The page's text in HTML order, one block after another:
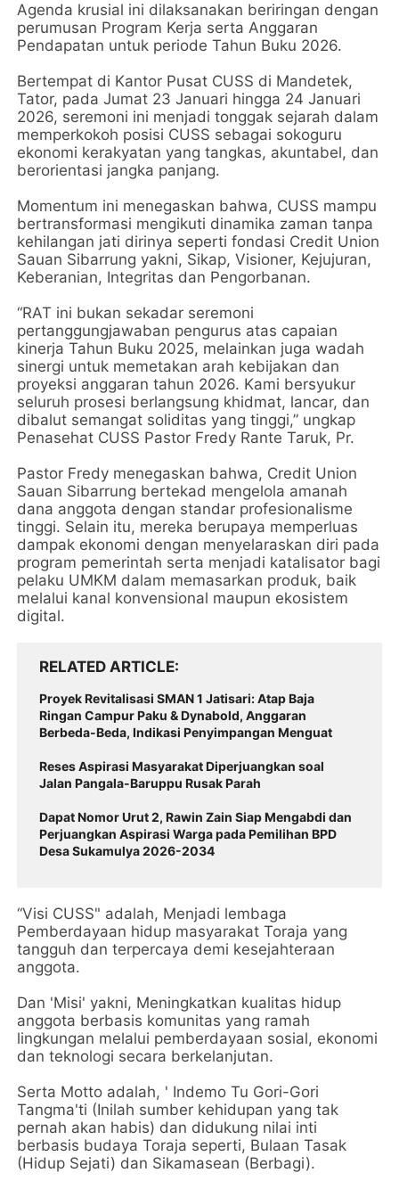
Agenda krusial ini dilaksanakan beriringan dengan
perumusan Program Kerja serta Anggaran
Pendapatan untuk periode Tahun Buku 2026.
Bertempat di Kantor Pusat CUSS di Mandetek,
Tator, pada Jumat 23 Januari hingga 24 Januari
2026, seremoni ini menjadi tonggak sejarah dalam
memperkokoh posisi CUSS sebagai sokoguru
ekonomi kerakyatan yang tangkas, akuntabel, dan
berorientasi jangka panjang.
Momentum ini menegaskan bahwa, CUSS mampu
bertransformasi mengikuti dinamika zaman tanpa
kehilangan jati dirinya seperti fondasi Credit Union
Sauan Sibarrung yakni, Sikap, Visioner, Kejujuran,
Keberanian, Integritas dan Pengorbanan.
“RAT ini bukan sekadar seremoni
pertanggungjawaban pengurus atas capaian
kinerja Tahun Buku 2025, melainkan juga wadah
sinergi untuk memetakan arah kebijakan dan
proyeksi anggaran tahun 2026. Kami bersyukur
seluruh prosesi berlangsung khidmat, lancar, dan
dibalut semangat soliditas yang tinggi,” ungkap
Penasehat CUSS Pastor Fredy Rante Taruk, Pr.
Pastor Fredy menegaskan bahwa, Credit Union
Sauan Sibarrung bertekad mengelola amanah
dana anggota dengan standar profesionalisme
tinggi. Selain itu, mereka berupaya memperluas
dampak ekonomi dengan menyelaraskan diri pada
program pemerintah serta menjadi katalisator bagi
pelaku UMKM dalam memasarkan produk, baik
melalui kanal konvensional maupun ekosistem
digital.
RELATED ARTICLE
Proyek Revitalisasi SMAN 1 Jatisari: Atap Baja
Ringan Campur Paku & Dynabold, Anggaran
Berbeda-Beda, Indikasi Penyimpangan Menguat
Reses Aspirasi Masyarakat Diperjuangkan soal
Jalan Pangala-Baruppu Rusak Parah
Dapat Nomor Urut 2, Rawin Zain Siap Mengabdi dan
Perjuangkan Aspirasi Warga pada Pemilihan BPD
Desa Sukamulya 2026-2034
“Visi CUSS" adalah, Menjadi lembaga
Pemberdayaan hidup masyarakat Toraja yang
tangguh dan terpercaya demi kesejahteraan
anggota.
Dan 'Misi' yakni, Meningkatkan kualitas hidup
anggota berbasis komunitas yang ramah
lingkungan melalui pemberdayaan sosial, ekonomi
dan teknologi secara berkelanjutan.
Serta Motto adalah, ' Indemo Tu Gori-Gori
Tangma'ti (Inilah sumber kehidupan yang tak
pernah akan habis) dan didukung nilai inti
berbasis budaya Toraja seperti, Bulaan Tasak
(Hidup Sejati) dan Sikamasean (Berbagi).